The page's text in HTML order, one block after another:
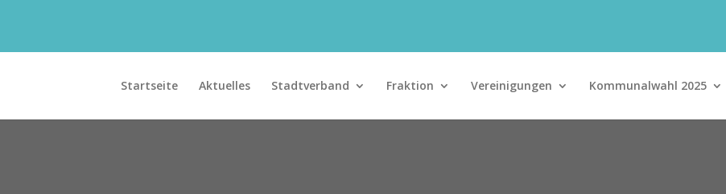
Startseite Aktuelles Stadtverband Fraktion Vereinigungen Kommunalwahl 2025